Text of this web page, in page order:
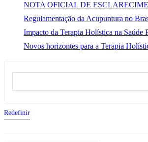
NOTA OFICIAL DE
Regulamentação da Acupuntura no
Impacto da Terapia Holística na Saúde
Novos horizontes para a Terapia
Redefinir